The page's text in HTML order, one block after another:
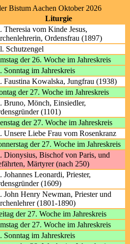
Bistum Aachen Oktober 2026
Liturgie
Theresia vom Kinde Jesus,
Ordensfrau (1897)
Schutzengel
der 26. Woche im Jahreskreis
Sonntag im Jahreskreis
Faustina Kowalska, Jungfrau (1938)
der 27. Woche im Jahreskreis
Bruno, Mönch, Einsiedler,
(1101)
der 27. Woche im Jahreskreis
Unsere Liebe Frau vom Rosenkranz
der 27. Woche im Jahreskreis
Dionysius, Bischof von Paris, und
Märtyrer (nach 250)
Johannes Leonardi, Priester,
(1609)
John Henry Newman, Priester und
(1801-1890)
der 27. Woche im Jahreskreis
der 27. Woche im Jahreskreis
Sonntag im Jahreskreis